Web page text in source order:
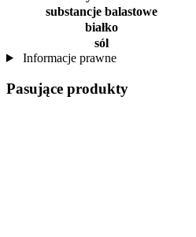
substancje balastowe
białko
sól
Informacje prawne
Pasujące produkty